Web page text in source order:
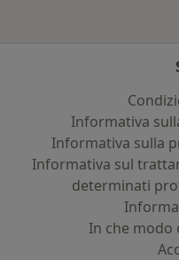
Informativa
Informativa sulla
Informativa sul
determinati
In che